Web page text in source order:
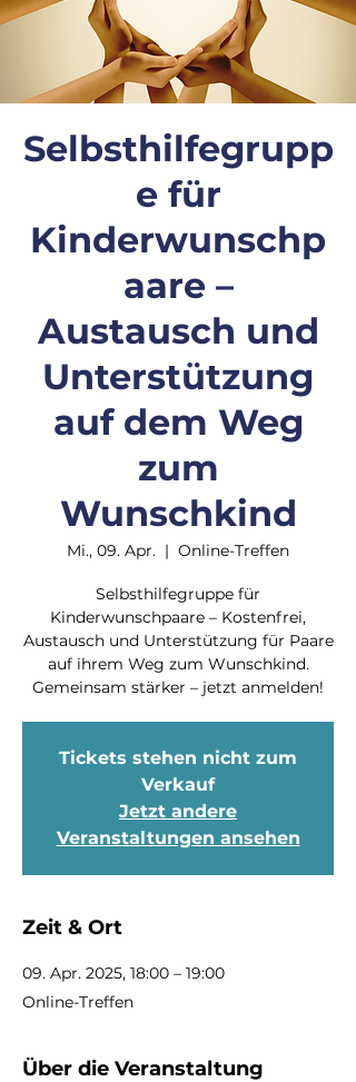
Selbsthilfegrupp
e für
Kinderwunschp
aare –
Austausch und
Unterstützung
auf dem Weg
zum
Wunschkind
Mi., 09. Apr.
  |
Online-Treffen
Selbsthilfegruppe für
Kinderwunschpaare – Kostenfrei,
Austausch und Unterstützung für Paare
auf ihrem Weg zum Wunschkind.
Gemeinsam stärker – jetzt anmelden!
Tickets stehen nicht zum
Verkauf
Jetzt andere
Veranstaltungen ansehen
Zeit & Ort
09. Apr. 2025, 18:00 – 19:00
Online-Treffen
Über die Veranstaltung